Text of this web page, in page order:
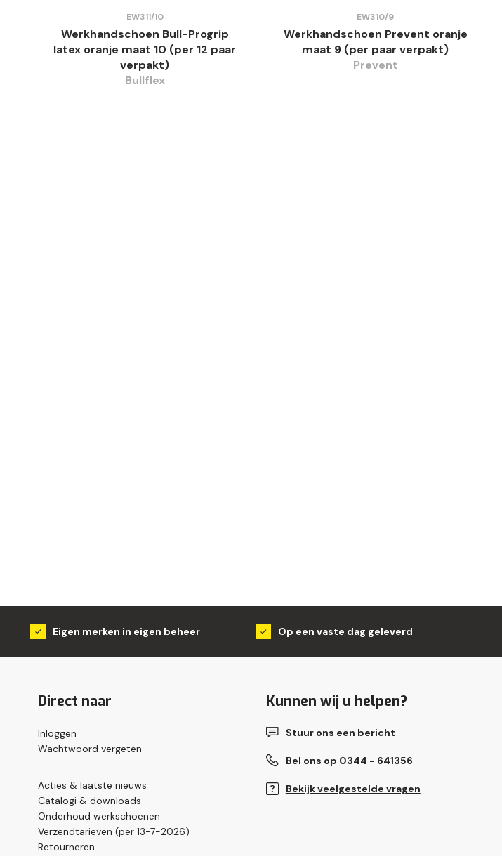
EW311/10
Werkhandschoen Bull-Progrip
latex oranje maat 10 (per 12 paar
verpakt)
Bullflex
EW310/9
Werkhandschoen Prevent oranje
maat 9 (per paar verpakt)
Prevent
Eigen merken in eigen beheer Op een vaste dag geleverd
Direct naar
Inloggen
Wachtwoord vergeten
Acties & laatste nieuws
Catalogi & downloads
Onderhoud werkschoenen
Verzendtarieven (per 13-7-2026)
Retourneren
Kunnen wij u helpen?
Stuur ons een bericht
Bel ons op 0344 - 641356
Bekijk veelgestelde vragen